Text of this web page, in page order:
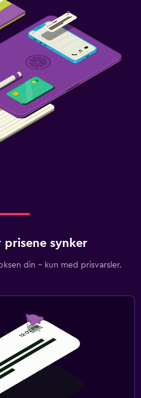
prisene synker
din – kun med prisvarsler.